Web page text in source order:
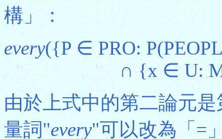
構」：
every({P ∈ PRO:
∩ {x ∈ U:
由於上式中的第二論元
量詞"every"可以改為「=